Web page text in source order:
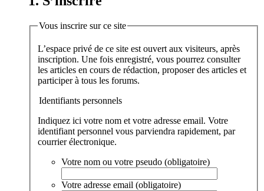
Vous inscrire sur ce site
L’espace privé de ce site est ouvert aux visiteurs, après
inscription. Une fois enregistré, vous pourrez consulter
les articles en cours de rédaction, proposer des articles et
participer à tous les forums.
Identifiants personnels
Indiquez ici votre nom et votre adresse email. Votre
identifiant personnel vous parviendra rapidement, par
courrier électronique.
Votre nom ou votre pseudo (obligatoire)
Votre adresse email (obligatoire)